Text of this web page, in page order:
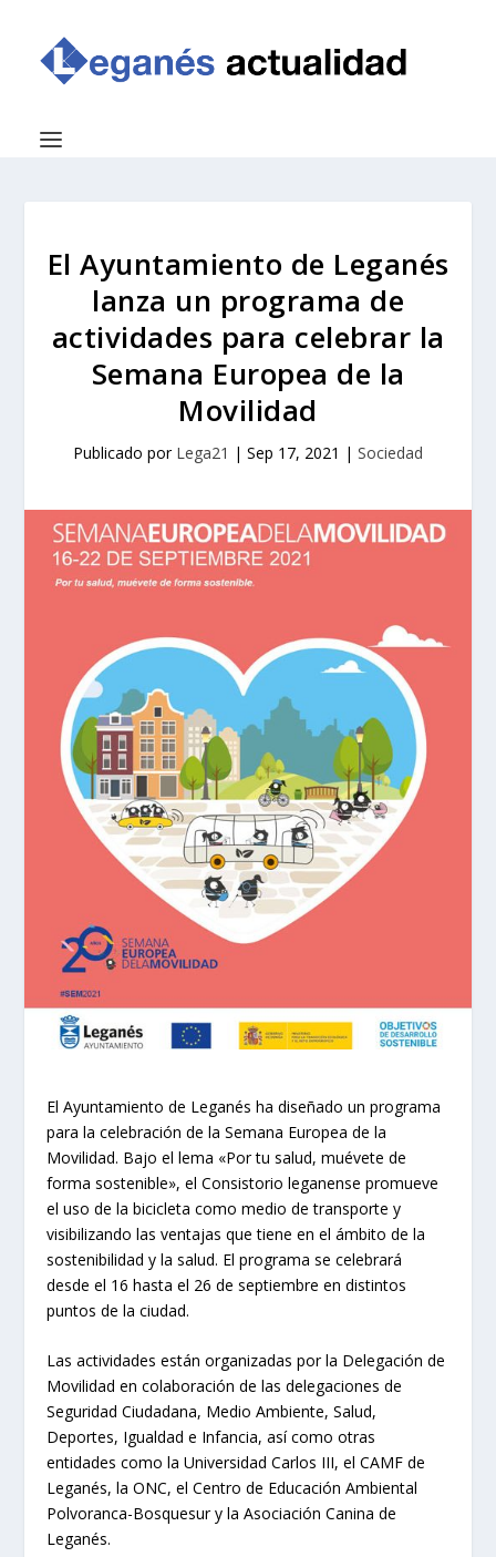
El Ayuntamiento de Leganés
lanza un programa de
actividades para celebrar la
Semana Europea de la
Movilidad
Publicado por Lega21 | Sep 17, 2021 | Sociedad
El Ayuntamiento de Leganés ha diseñado un programa
para la celebración de la Semana Europea de la
Movilidad. Bajo el lema «Por tu salud, muévete de
forma sostenible», el Consistorio leganense promueve
el uso de la bicicleta como medio de transporte y
visibilizando las ventajas que tiene en el ámbito de la
sostenibilidad y la salud. El programa se celebrará
desde el 16 hasta el 26 de septiembre en distintos
puntos de la ciudad.
Las actividades están organizadas por la Delegación de
Movilidad en colaboración de las delegaciones de
Seguridad Ciudadana, Medio Ambiente, Salud,
Deportes, Igualdad e Infancia, así como otras
entidades como la Universidad Carlos III, el CAMF de
Leganés, la ONC, el Centro de Educación Ambiental
Polvoranca-Bosquesur y la Asociación Canina de
Leganés.